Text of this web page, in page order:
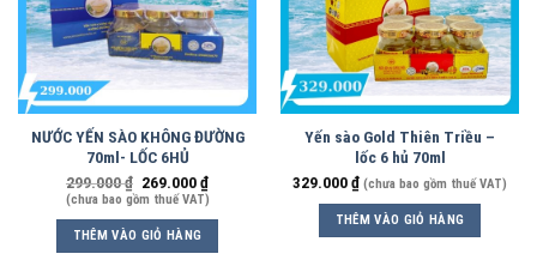
NƯỚC YẾN SÀO KHÔNG ĐƯỜNG
70ml- LỐC 6HỦ
299.000₫ 269.000₫
(chưa bao gồm thuế VAT)
THÊM VÀO GIỎ HÀNG
Yến sào Gold Thiên Triều –
lốc 6 hủ 70ml
329.000₫ (chưa bao gồm thuế VAT)
THÊM VÀO GIỎ HÀNG